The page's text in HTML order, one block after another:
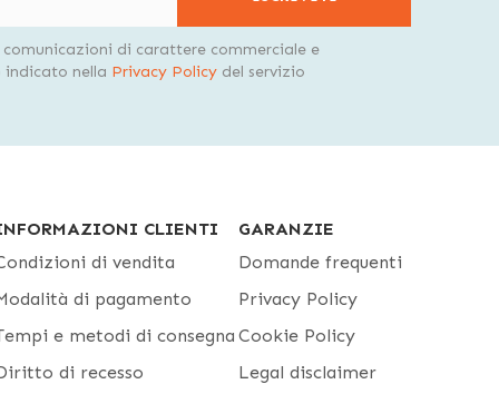
di carattere commerciale e
indicato nella Privacy Policy del servizio
CLIENTI
di vendita
di pagamento
e metodi di consegna
di recesso
GARANZIE
Domande frequenti
Privacy Policy
Cookie Policy
Legal disclaimer